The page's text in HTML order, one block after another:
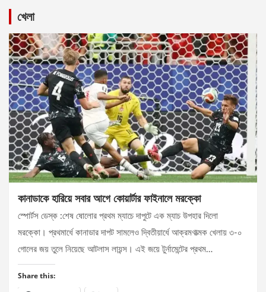
খেলা
কানাডাকে হারিয়ে সবার আগে কোয়ার্টার ফাইনালে মরক্কো
স্পোর্টস ডেস্ক :শেষ ষোলোর প্রথম ম্যাচে দাপুটে এক ম্যাচ উপহার দিলো
মরক্কো। প্রথমার্ধে কানাডার দাপট সামলেও দ্বিতীয়ার্ধে আক্রমণাত্মক খেলায় ৩-০
গোলের জয় তুলে নিয়েছে আটলাস লায়ন্স। এই জয়ে টুর্নামেন্টের প্রথম…
Share this: